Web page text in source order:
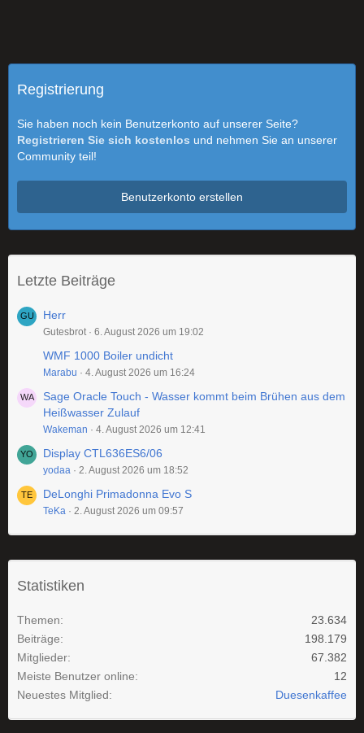
Registrierung
Sie haben noch kein Benutzerkonto auf unserer Seite?
Registrieren Sie sich kostenlos und nehmen Sie an unserer
Community teil!
Benutzerkonto erstellen
Letzte Beiträge
Herr
Gutesbrot 6. August 2026 um 19:02
WMF 1000 Boiler undicht
Marabu 4. August 2026 um 16:24
Sage Oracle Touch - Wasser kommt beim Brühen aus dem
Heißwasser Zulauf
Wakeman 4. August 2026 um 12:41
Display CTL636ES6/06
yodaa 2. August 2026 um 18:52
DeLonghi Primadonna Evo S
TeKa 2. August 2026 um 09:57
Statistiken
Themen
23.634
Beiträge
198.179
Mitglieder
67.382
Meiste Benutzer online
12
Neuestes Mitglied
Duesenkaffee